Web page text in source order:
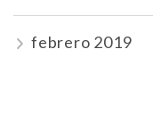
febrero 2019